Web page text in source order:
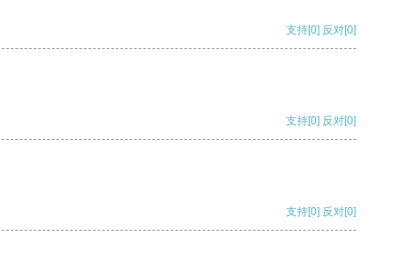
支持[0] 反对[0]
支持[0] 反对[0]
支持[0] 反对[0]